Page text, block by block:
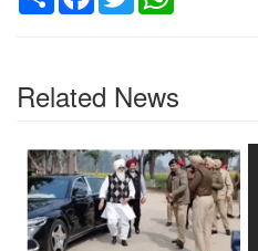
Related News